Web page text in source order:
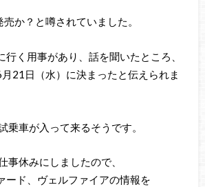
か？と噂されていました。
く用事があり、話を聞いたところ、
21日（水）に決まったと伝えられま
乗車が入って来るそうです。
事休みにしましたので、
ード、ヴェルファイアの情報を